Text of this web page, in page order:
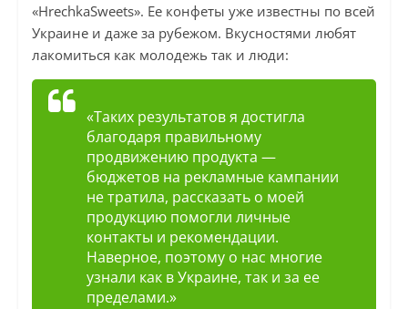
«HrechkaSweets». Ее конфеты уже известны по всей
Украине и даже за рубежом. Вкусностями любят
лакомиться как молодежь так и люди:
«Таких результатов я достигла
благодаря правильному
продвижению продукта —
бюджетов на рекламные кампании
не тратила, рассказать о моей
продукцию помогли личные
контакты и рекомендации.
Наверное, поэтому о нас многие
узнали как в Украине, так и за ее
пределами.»